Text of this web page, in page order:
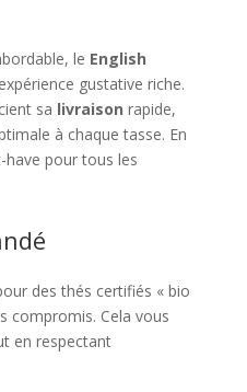
le English
gustative riche.
sa livraison rapide,
à chaque tasse. En
pour tous les
des thés certifiés « bio
compromis. Cela vous
en respectant